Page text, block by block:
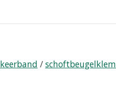
keerband / schoftbeugelklem